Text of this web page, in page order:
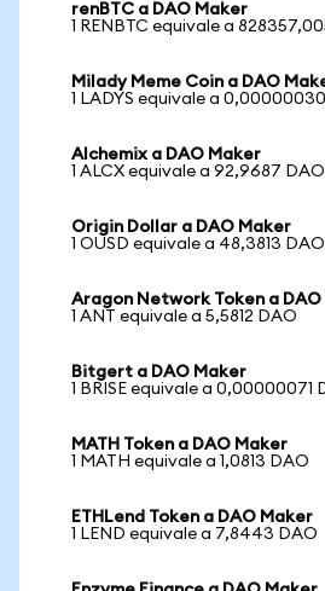
renBTC a DAO Maker
1 RENBTC equivale a
Milady Meme Coin a DAO
1 LADYS equivale a
Alchemix a DAO Maker
1 ALCX equivale a 92,9687 DAO
Origin Dollar a DAO Maker
1 OUSD equivale a 48,3813 DAO
Aragon Network Token a
1 ANT equivale a 5,5812 DAO
Bitgert a DAO Maker
1 BRISE equivale a 0,00000071
MATH Token a DAO Maker
1 MATH equivale a 1,0813 DAO
ETHLend Token a DAO Maker
1 LEND equivale a 7,8443 DAO